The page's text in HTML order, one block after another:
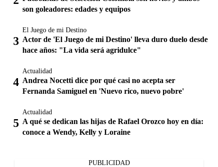
son goleadores: edades y equipos
El Juego de mi Destino
Actor de 'El Juego de mi Destino' lleva duro duelo desde
hace años: "La vida será agridulce"
Actualidad
Andrea Nocetti dice por qué casi no acepta ser
Fernanda Samiguel en 'Nuevo rico, nuevo pobre'
Actualidad
A qué se dedican las hijas de Rafael Orozco hoy en día:
conoce a Wendy, Kelly y Loraine
PUBLICIDAD